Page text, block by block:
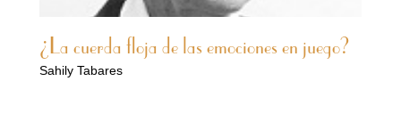
¿La cuerda floja de las emociones en juego?
Sahily Tabares